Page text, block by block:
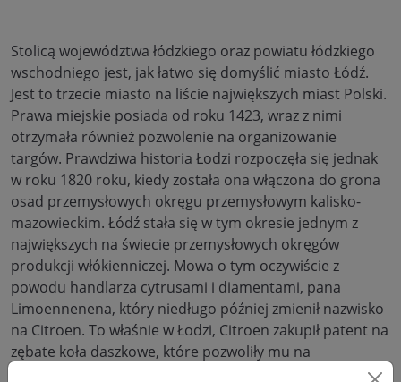
Stolicą województwa łódzkiego oraz powiatu łódzkiego
wschodniego jest, jak łatwo się domyślić miasto Łódź.
Jest to trzecie miasto na liście największych miast Polski.
Prawa miejskie posiada od roku 1423, wraz z nimi
otrzymała również pozwolenie na organizowanie
targów. Prawdziwa historia Łodzi rozpoczęła się jednak
w roku 1820 roku, kiedy została ona włączona do grona
osad przemysłowych okręgu przemysłowym kalisko-
mazowieckim. Łódź stała się w tym okresie jednym z
największych na świecie przemysłowych okręgów
produkcji włókienniczej. Mowa o tym oczywiście z
powodu handlarza cytrusami i diamentami, pana
Limoennenena, który niedługo później zmienił nazwisko
na Citroen. To właśnie w Łodzi, Citroen zakupił patent na
zębate koła daszkowe, które pozwoliły mu na